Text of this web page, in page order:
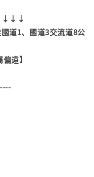
道1、國道3交流道8公
遠】